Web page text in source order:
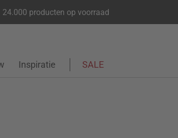
24.000 producten op voorraad
Inspiratie SALE